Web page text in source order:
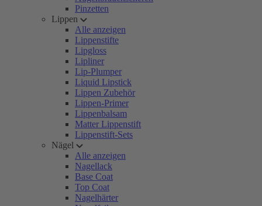
Pinzetten
Lippen
Alle anzeigen
Lippenstifte
Lipgloss
Lipliner
Lip-Plumper
Liquid Lipstick
Lippen Zubehör
Lippen-Primer
Lippenbalsam
Matter Lippenstift
Lippenstift-Sets
Nägel
Alle anzeigen
Nagellack
Base Coat
Top Coat
Nagelhärter